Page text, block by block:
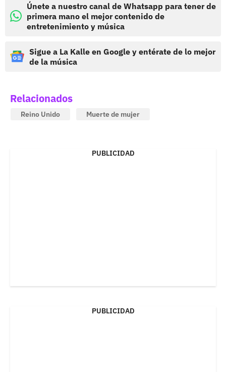
Únete a nuestro canal de Whatsapp para tener de
primera mano el mejor contenido de
entretenimiento y música
Sigue a La Kalle en Google y entérate de lo mejor
de la música
Relacionados
Reino Unido Muerte de mujer
PUBLICIDAD
PUBLICIDAD